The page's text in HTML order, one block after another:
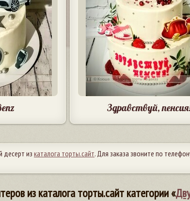
Здравствуй,
из каталога торты.сайт. Для заказа звоните по
из каталога торты.сайт категории «